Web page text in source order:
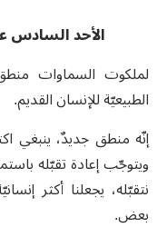
الأحد السادس
لملكوت السماوات
الطبيعيّة للإنسان القديم.
إنّه منطق جديدٌ، ينبغي
ويتوجّب إعادة تقبّله
نتقبّله، يجعلنا أكثر
بعض.